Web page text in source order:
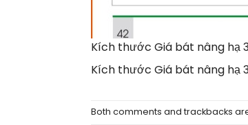
Kích thước Giá bát nâng hạ
Kích thước Giá bát nâng hạ
Both comments and trackbacks